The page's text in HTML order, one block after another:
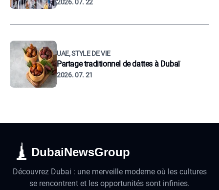
2026. 07. 22
UAE, STYLE DE VIE
Partage traditionnel de dattes à Dubaï
2026. 07. 21
DubaiNewsGroup
Découvrez Dubai : une merveille moderne où les cultures
se rencontrent et les opportunités sont infinies.